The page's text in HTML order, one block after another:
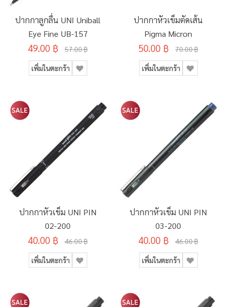
ปากกาลูกลื่น UNI Uniball
Eye Fine UB-157
49.00 ฿ 57.00 ฿
เพิ่มในตะกร้า
ปากกาหัวเข็มตัดเส้น
Pigma Micron
50.00 ฿ 70.00 ฿
เพิ่มในตะกร้า
ปากกาหัวเข็ม UNI PIN
02-200
40.00 ฿ 46.00 ฿
เพิ่มในตะกร้า
ปากกาหัวเข็ม UNI PIN
03-200
40.00 ฿ 46.00 ฿
เพิ่มในตะกร้า